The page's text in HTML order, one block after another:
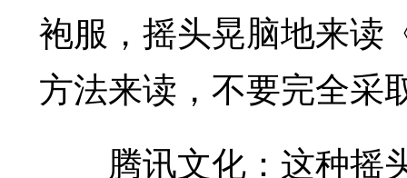
袍服，摇头晃脑地来读
方法来读，不要完全采
腾讯文化：这种摇